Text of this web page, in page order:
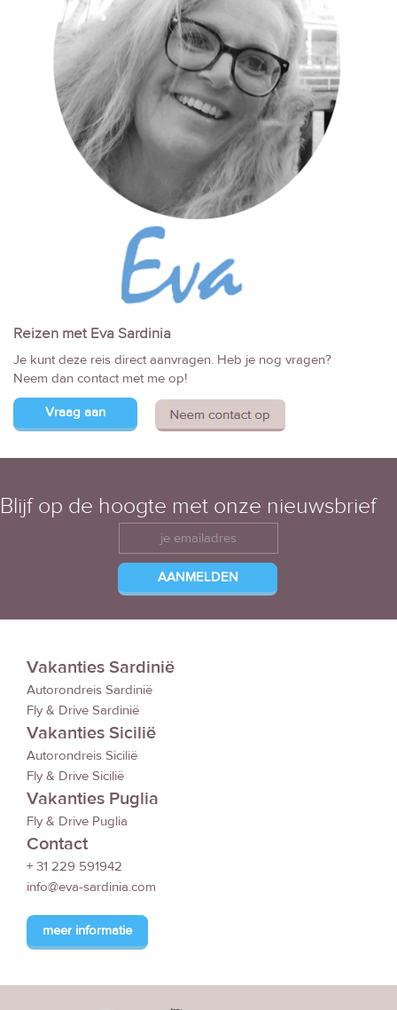
Reizen met Eva Sardinia
Je kunt deze reis direct aanvragen. Heb je nog vragen?
Neem dan contact met me op!
Vraag aan
Blijf op de hoogte met onze nieuwsbrief
Vakanties Sardinië
Autorondreis Sardinië
Fly & Drive Sardinië
Vakanties Sicilië
Autorondreis Sicilië
Fly & Drive Sicilië
Vakanties Puglia
Fly & Drive Puglia
Contact
+ 31 229 591942
info@eva-sardinia.com
meer informatie